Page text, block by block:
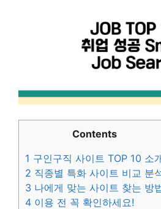
Contents
1 구인구직 사이트 TOP 10 소
2 직종별 특화 사이트 비교 분
3 나에게 맞는 사이트 찾는 방
4 이용 전 꼭 확인하세요!